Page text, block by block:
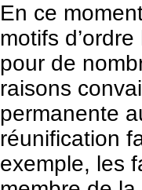
En ce
motifs
pour de
raisons
permanente
réunification
exemple, les